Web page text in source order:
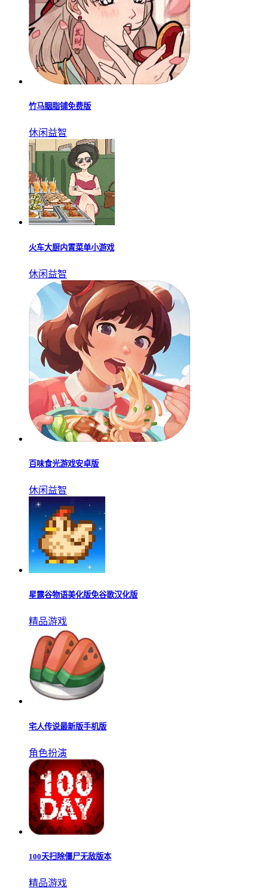
竹马胭脂铺免费版
休闲益智
火车大厨内置菜单小游戏
休闲益智
百味食光游戏安卓版
休闲益智
星露谷物语美化版免谷歌汉化版
精品游戏
宅人传说最新版手机版
角色扮演
100天扫除僵尸无敌版本
精品游戏